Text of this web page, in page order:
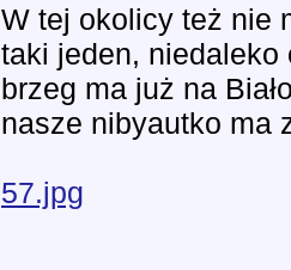
W tej okolicy też nie
taki jeden, niedaleko
brzeg ma już na
nasze nibyautko ma
57.jpg